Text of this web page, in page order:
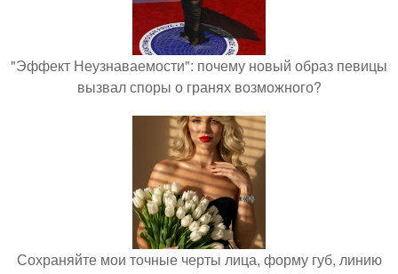
"Эффект Неузнаваемости": почему новый образ певицы
вызвал споры о гранях возможного?
Сохраняйте мои точные черты лица, форму губ, линию